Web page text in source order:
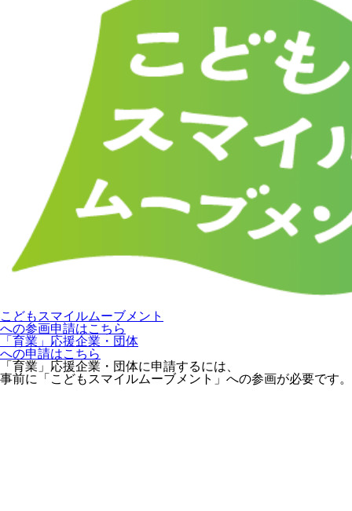
こどもスマイルムーブメント
への参画申請はこちら
「育業」応援企業・団体
への申請はこちら
「育業」応援企業・団体に申請するには、
事前に「こどもスマイルムーブメント」への参画が必要です。